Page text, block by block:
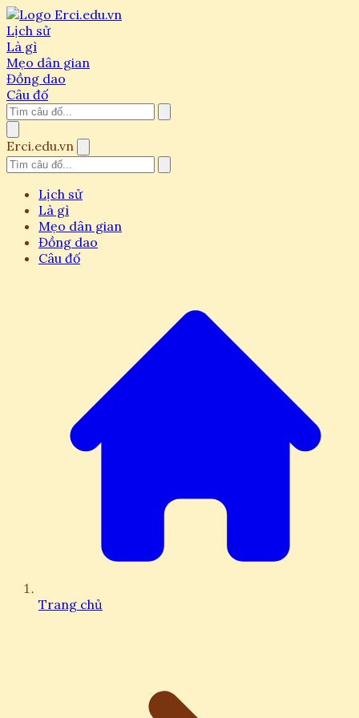
Lịch sử
Là gì
Mẹo dân gian
Đồng dao
Câu đố
Erci.edu.vn
Lịch sử
Là gì
Mẹo dân gian
Đồng dao
Câu đố
Trang chủ